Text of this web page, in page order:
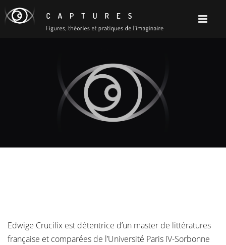
Edwige Crucifix est détentrice d’un master de littératures
française et comparées de l’Université Paris IV-Sorbonne